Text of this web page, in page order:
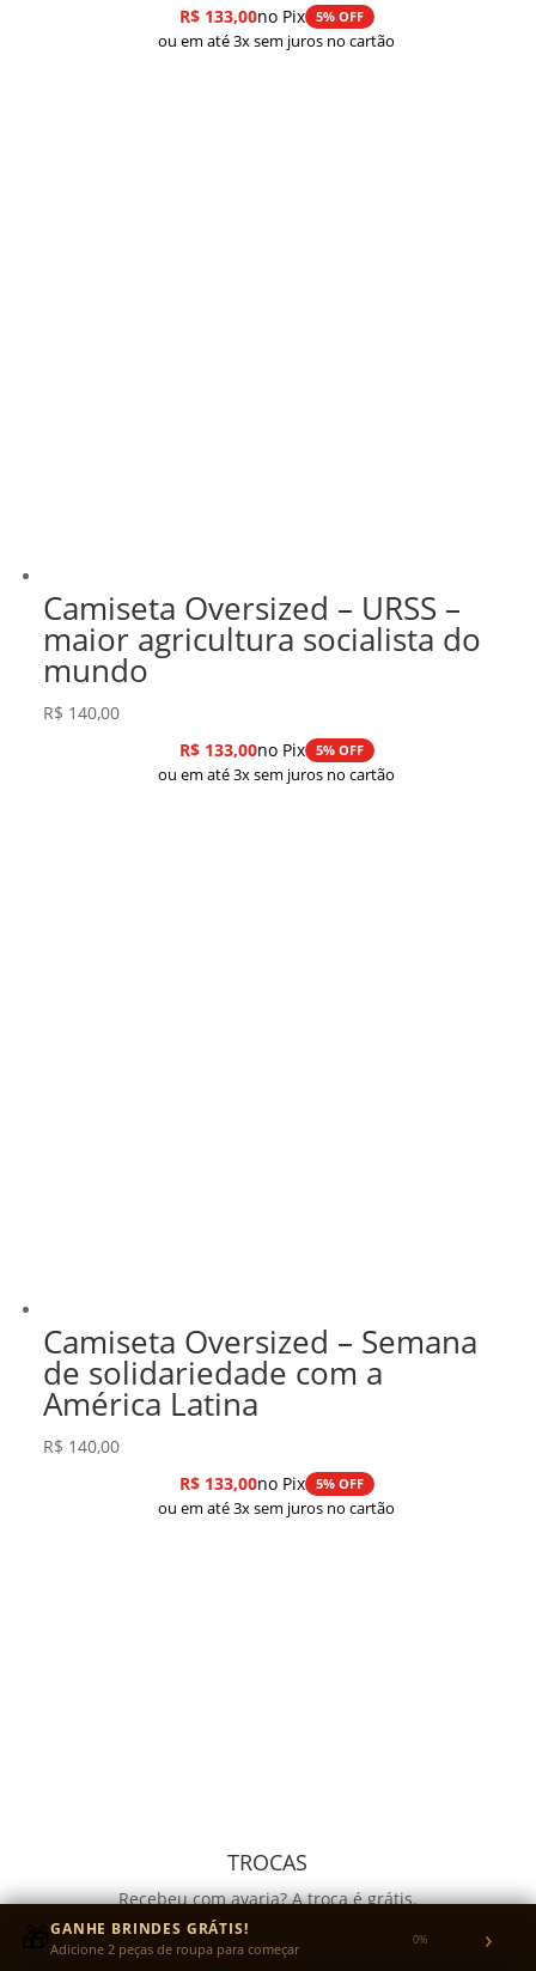
R$133,00no Pix 5% OFF
ou em até 3x sem juros no cartão
Camiseta Oversized – URSS –
maior agricultura socialista do
mundo
R$ 140,00
R$133,00no Pix 5% OFF
ou em até 3x sem juros no cartão
Camiseta Oversized – Semana
de solidariedade com a
América Latina
R$ 140,00
R$133,00no Pix 5% OFF
ou em até 3x sem juros no cartão
TROCAS
Recebeu com avaria? A troca é grátis.
Quer trocar o tamanho? Você envia a peça e nós
pagamos o reenvio.
🎁GANHE BRINDES GRÁTIS!
Adicione 2 peças de roupa para começar 0% ›